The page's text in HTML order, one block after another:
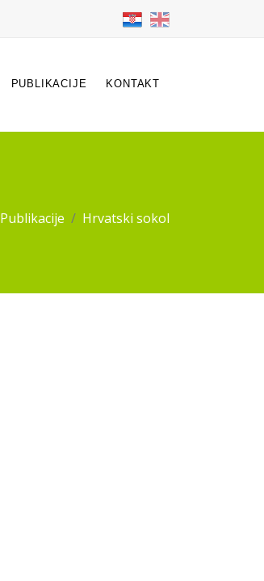
PUBLIKACIJE KONTAKT
Publikacije Hrvatski sokol